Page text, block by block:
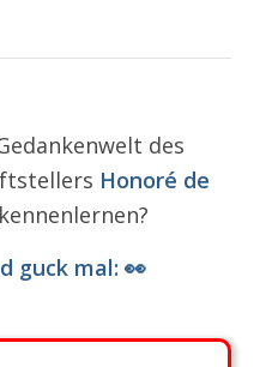
des
Honoré de
guck mal: 👀